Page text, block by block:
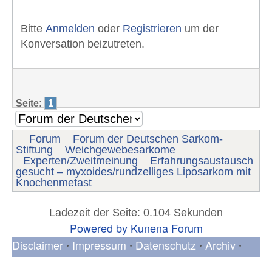
Bitte Anmelden oder Registrieren um der
Konversation beizutreten.
Seite: 1
Forum
Forum der Deutschen Sarkom-
Stiftung
Weichgewebesarkome
Experten/Zweitmeinung
Erfahrungsaustausch
gesucht – myxoides/rundzelliges Liposarkom mit
Knochenmetast
Ladezeit der Seite: 0.104 Sekunden
Powered by Kunena Forum
Disclaimer • Impressum • Datenschutz • Archiv •